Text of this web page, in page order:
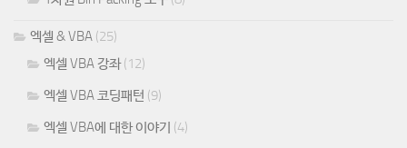
엑셀 & VBA (25)
엑셀 VBA 강좌(12)
엑셀 VBA 코딩패턴 (9)
엑셀 VBA에 대한 이야기 (4)